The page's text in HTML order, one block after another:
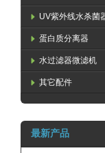
UV紫外线水杀菌
蛋白质分离器
水过滤器微滤机
其它配件
最新产品